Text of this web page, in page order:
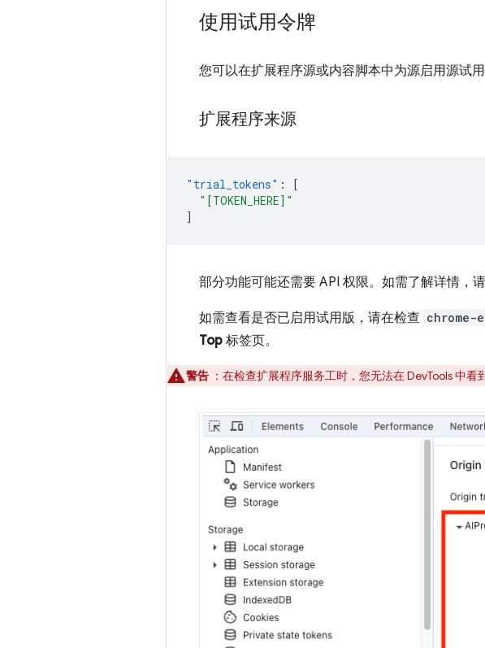
使用试用令牌
您可以在扩展程序源或内容脚本中为源启用源试用
扩展程序来源
"trial_tokens" :
[
"[TOKEN_HERE]"
]
部分功能可能还需要 API 权限。如需了解详情，
如需查看是否已启用试用版，请在检查
Top 标签页。
警告 ：在检查扩展程序服务工时，您无法在 DevTools 中看